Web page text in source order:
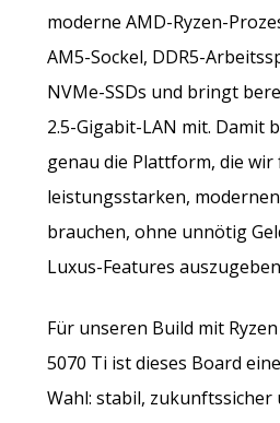
moderne AMD-Ryzen-
AM5-Sockel, DDR5-
NVMe-SSDs und bringt
2.5-Gigabit-LAN mit. Damit
genau die Plattform, die
leistungsstarken,
brauchen, ohne unnötig
Luxus-Features
Für unseren Build mit
5070 Ti ist dieses Board
Wahl: stabil,